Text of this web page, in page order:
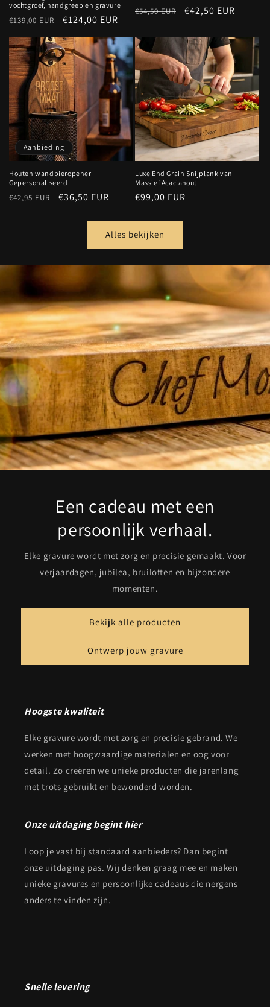
vochtgroef, handgreep en gravure
Normale
€139,00 EUR Aanbiedingsprijs
€124,00 EUR
Normale
€54,50 EUR Aanbiedingsprijs
€42,50 EUR
Aanbieding
Houten wandbieropener
Gepersonaliseerd
Normale
€42,95 EUR Aanbiedingsprijs
€36,50 EUR
Luxe End Grain Snijplank van
Massief Acaciahout
Normale
€99,00 EUR
Alles bekijken
Een cadeau met een
persoonlijk verhaal.
Elke gravure wordt met zorg en precisie gemaakt. Voor
verjaardagen, jubilea, bruiloften en bijzondere
momenten.
Bekijk alle producten
Ontwerp jouw gravure
Hoogste kwaliteit
Elke gravure wordt met zorg en precisie gebrand. We
werken met hoogwaardige materialen en oog voor
detail. Zo creëren we unieke producten die jarenlang
met trots gebruikt en bewonderd worden.
Onze uitdaging begint hier
Loop je vast bij standaard aanbieders? Dan begint
onze uitdaging pas. Wij denken graag mee en maken
unieke gravures en persoonlijke cadeaus die nergens
anders te vinden zijn.
Snelle levering